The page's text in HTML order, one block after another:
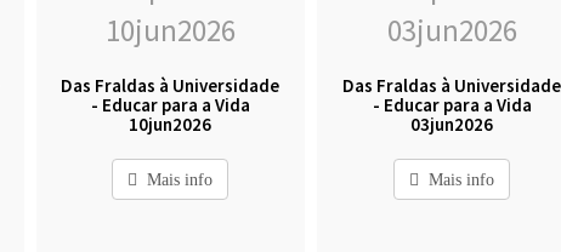
Das Fraldas à Universidade
- Educar para a Vida
10jun2026
Mais info
Das Fraldas à Universidade
- Educar para a Vida
03jun2026
Mais info